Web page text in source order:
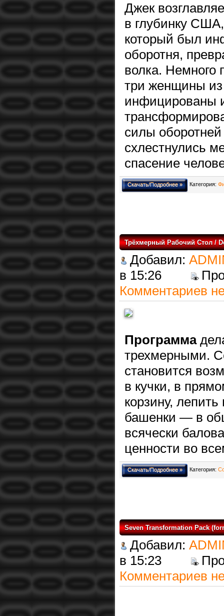
Джек
в глубинку
который был
оборотня,
волка. Немного
три женщины из
инфицированы
силы
схлестнулись
спасение
Категория:
Скачать/Подробнее »
Трёхмерный Рабочий Стол /
Добавил:
в 15:26
Комментариев
Программа
трехмерными.
становится
в кучки, в
корзину,
башенки — в
всячески
ценности во
Категория:
Скачать/Подробнее »
Seven Transformation Pack
Добавил:
в 15:23
Комментариев